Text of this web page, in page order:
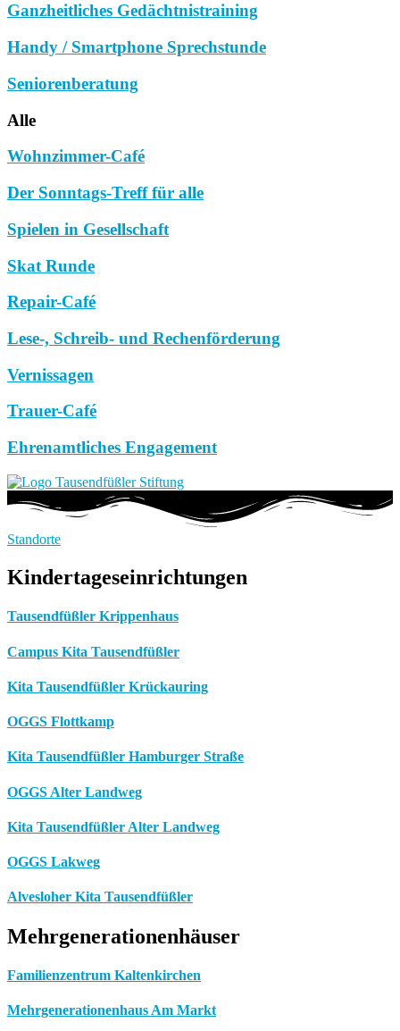
Ganzheitliches Gedächtnistraining
Handy / Smartphone Sprechstunde
Seniorenberatung
Alle
Wohnzimmer-Café
Der Sonntags-Treff für alle
Spielen in Gesellschaft
Skat Runde
Repair-Café
Lese-, Schreib- und Rechenförderung
Vernissagen
Trauer-Café
Ehrenamtliches Engagement
Standorte
Kindertageseinrichtungen
Tausendfüßler Krippenhaus
Campus Kita Tausendfüßler
Kita Tausendfüßler Krückauring
OGGS Flottkamp
Kita Tausendfüßler Hamburger Straße
OGGS Alter Landweg
Kita Tausendfüßler Alter Landweg
OGGS Lakweg
Alvesloher Kita Tausendfüßler
Mehrgenerationenhäuser
Familienzentrum Kaltenkirchen
Mehrgenerationenhaus Am Markt